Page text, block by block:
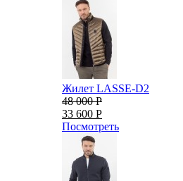
Жилет LASSE-D2
48 000 Р
33 600 Р
Посмотреть